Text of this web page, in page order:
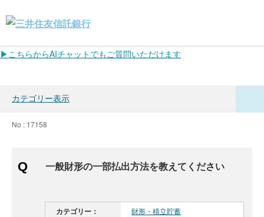
▶こちらからAIチャットでもご質問いただけます
カテゴリー表示
No : 17158
一般財形の一部払出方法を教えてください
カテゴリー： 財形・積立貯蓄